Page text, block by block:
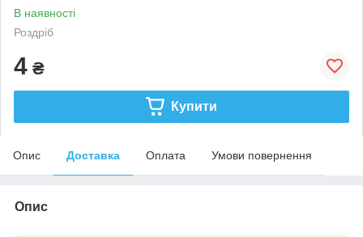
В наявності
Роздріб
4 ₴
Купити
Опис Доставка Оплата Умови повернення
Опис